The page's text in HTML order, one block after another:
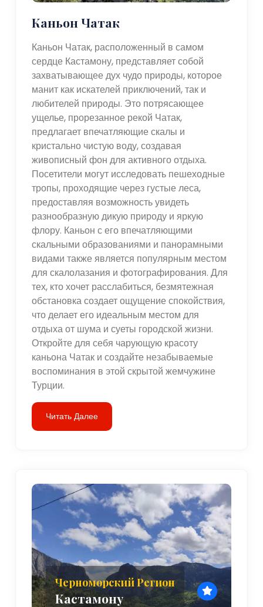
Каньон Чатак
Каньон Чатак, расположенный в самом
сердце Кастамону, представляет собой
захватывающее дух чудо природы, которое
манит как искателей приключений, так и
любителей природы. Это потрясающее
ущелье, прорезанное рекой Чатак,
предлагает впечатляющие скалы и
кристально чистую воду, создавая
живописный фон для активного отдыха.
Посетители могут исследовать пешеходные
тропы, проходящие через густые леса,
предоставляя возможность увидеть
разнообразную дикую природу и яркую
флору. Каньон с его впечатляющими
скальными образованиями и панорамными
видами также является популярным местом
для скалолазания и фотографирования. Для
тех, кто хочет расслабиться, безмятежная
обстановка создает ощущение спокойствия,
что делает его идеальным местом для
отдыха от шума и суеты городской жизни.
Откройте для себя чарующую красоту
каньона Чатак и создайте незабываемые
воспоминания в этой скрытой жемчужине
Турции.
Читать Далее
Черноморский Регион
Кастамону